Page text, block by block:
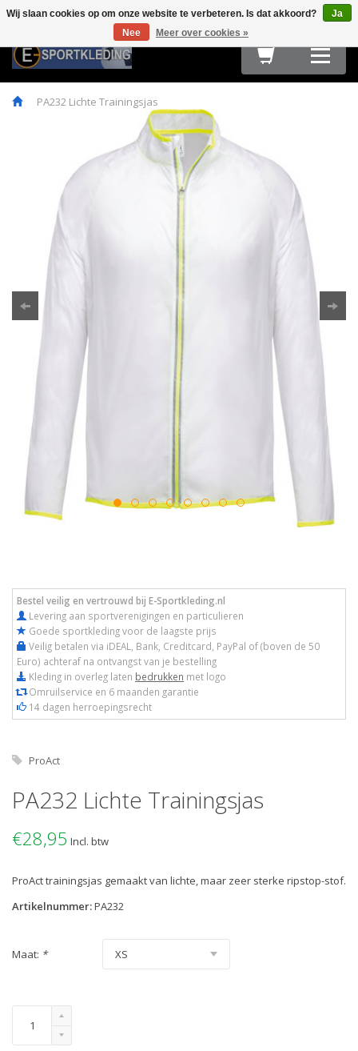
Terug
HARDLOOPKLEDING
Terug
TEAMWEAR
Terug
FIETSKLEDING
Terug
FITNESS
Terug
OUTDOOR
Terug
ACCESSOIRES
Terug
E-SPORT & GAMING
Terug
OBSTACLE RUN & BOOTCAMP
Terug
MAATTABELLEN
PA232 Lichte Trainingsjas
Bestel veilig en vertrouwd bij E-Sportkleding.nl
Levering aan sportverenigingen en particulieren
Goede sportkleding voor de laagste prijs
Veilig betalen via iDEAL, Bank, Creditcard, PayPal of (boven de 50
Euro) achteraf na ontvangst van je bestelling
Kleding in overleg laten bedrukken met logo
Omruilservice en 6 maanden garantie
14 dagen herroepingsrecht
ProAct
PA232 Lichte Trainingsjas
€28,95 Incl. btw
ProAct trainingsjas gemaakt van lichte, maar zeer sterke ripstop-stof.
Artikelnummer:PA232
Maat: *
Wij slaan cookies op om onze website te verbeteren. Is dat akkoord?
Ja
Nee
Meer over cookies »